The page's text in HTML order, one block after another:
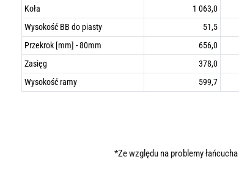
Koła
1 063,0
Wysokość BB do piasty
51,5
Przekrok [mm] - 80mm
656,0
Zasięg
378,0
Wysokość ramy
599,7
*Ze względu na problemy